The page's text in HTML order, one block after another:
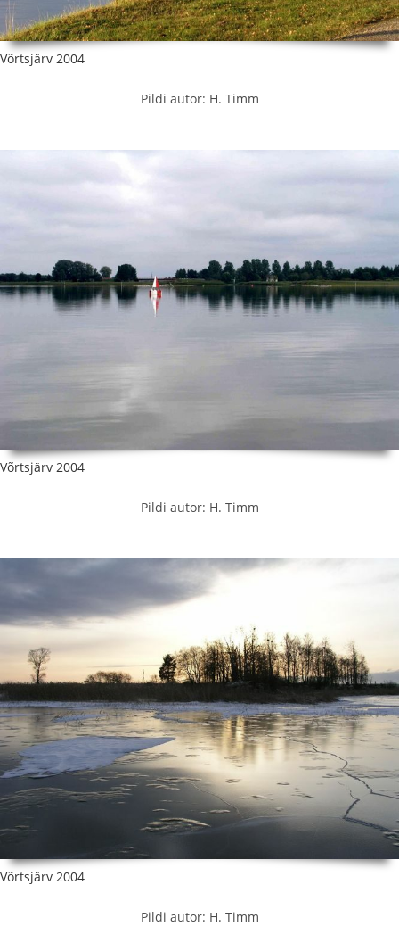
Võrtsjärv 2004
Pildi autor: H. Timm
Võrtsjärv 2004
Pildi autor: H. Timm
Võrtsjärv 2004
Pildi autor: H. Timm